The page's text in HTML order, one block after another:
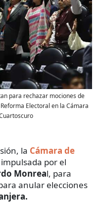
para rechazar mociones de
Electoral en la Cámara
la Cámara de
por el
Monreal, para
anular elecciones